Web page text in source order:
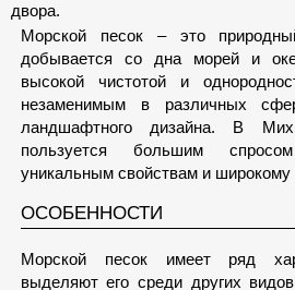
двора.
Морской песок – это
добывается со дна морей и
высокой чистотой и
незаменимым в различных
ландшафтного дизайна. В
пользуется большим
уникальным свойствам и широкому
ОСОБЕННОСТИ
Морской песок имеет ряд
выделяют его среди других